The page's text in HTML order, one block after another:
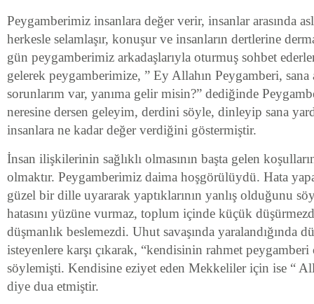
Peygamberimiz insanlara değer verir, insanlar arasında
herkesle selamlaşır, konuşur ve insanların dertlerine
gün peygamberimiz arkadaşlarıyla oturmuş sohbet
gelerek peygamberimize, ” Ey Allahın Peygamberi, sana
sorunlarım var, yanıma gelir misin?” dediğinde
neresine dersen geleyim, derdini söyle, dinleyip sana
insanlara ne kadar değer verdiğini göstermiştir.
İnsan ilişkilerinin sağlıklı olmasının başta gelen
olmaktır. Peygamberimiz daima hoşgörülüydü. Hata
güzel bir dille uyararak yaptıklarının yanlış olduğunu
hatasını yüzüne vurmaz, toplum içinde küçük
düşmanlık beslemezdi. Uhut savaşında yaralandığında
isteyenlere karşı çıkarak, “kendisinin rahmet
söylemişti. Kendisine eziyet eden Mekkeliler için ise “
diye dua etmiştir.